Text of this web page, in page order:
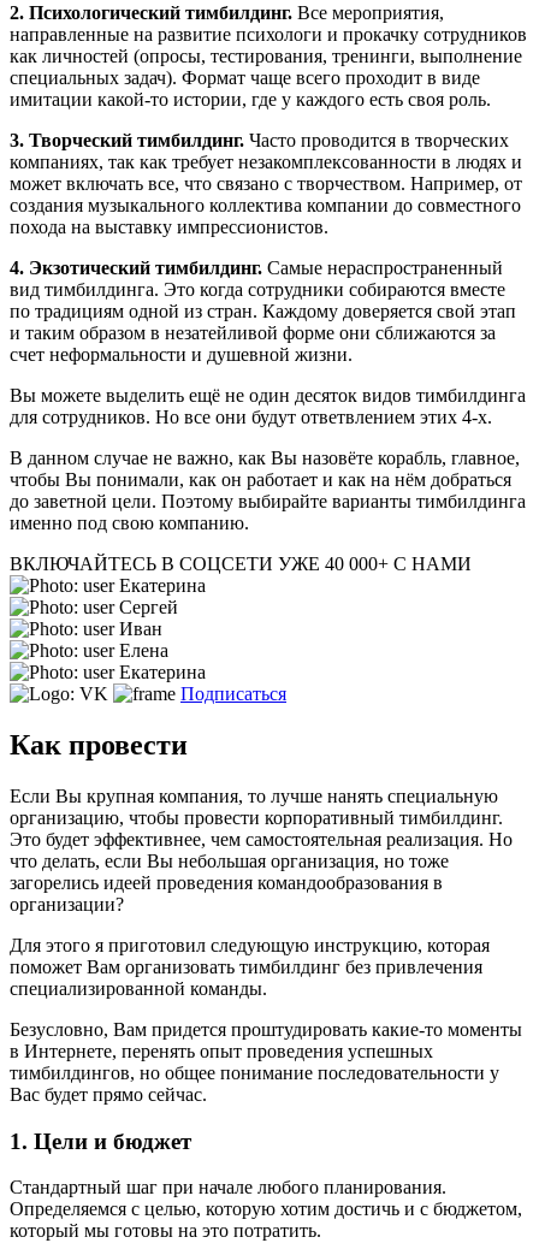
2. Психологический тимбилдинг. Все мероприятия,
направленные на развитие психологи и прокачку сотрудников
как личностей (опросы, тестирования, тренинги, выполнение
специальных задач). Формат чаще всего проходит в виде
имитации какой-то истории, где у каждого есть своя роль.
3. Творческий тимбилдинг. Часто проводится в творческих
компаниях, так как требует незакомплексованности в людях и
может включать все, что связано с творчеством. Например, от
создания музыкального коллектива компании до совместного
похода на выставку импрессионистов.
4. Экзотический тимбилдинг. Самые нераспространенный
вид тимбилдинга. Это когда сотрудники собираются вместе
по традициям одной из стран. Каждому доверяется свой этап
и таким образом в незатейливой форме они сближаются за
счет неформальности и душевной жизни.
Вы можете выделить ещё не один десяток видов тимбилдинга
для сотрудников. Но все они будут ответвлением этих 4-х.
В данном случае не важно, как Вы назовёте корабль, главное,
чтобы Вы понимали, как он работает и как на нём добраться
до заветной цели. Поэтому выбирайте варианты тимбилдинга
именно под свою компанию.
ВКЛЮЧАЙТЕСЬ В СОЦСЕТИ УЖЕ 40 000+ С НАМИ
Екатерина
Сергей
Иван
Елена
Екатерина
Подписаться
Как провести
Если Вы крупная компания, то лучше нанять специальную
организацию, чтобы провести корпоративный тимбилдинг.
Это будет эффективнее, чем самостоятельная реализация. Но
что делать, если Вы небольшая организация, но тоже
загорелись идеей проведения командообразования в
организации?
Для этого я приготовил следующую инструкцию, которая
поможет Вам организовать тимбилдинг без привлечения
специализированной команды.
Безусловно, Вам придется проштудировать какие-то моменты
в Интернете, перенять опыт проведения успешных
тимбилдингов, но общее понимание последовательности у
Вас будет прямо сейчас.
1. Цели и бюджет
Стандартный шаг при начале любого планирования.
Определяемся с целью, которую хотим достичь и с бюджетом,
который мы готовы на это потратить.